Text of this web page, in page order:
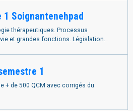
1 Soignantenehpad
thérapeutiques. Processus
et grandes fonctions. Législation
1
+ de 500 QCM avec corrigés du